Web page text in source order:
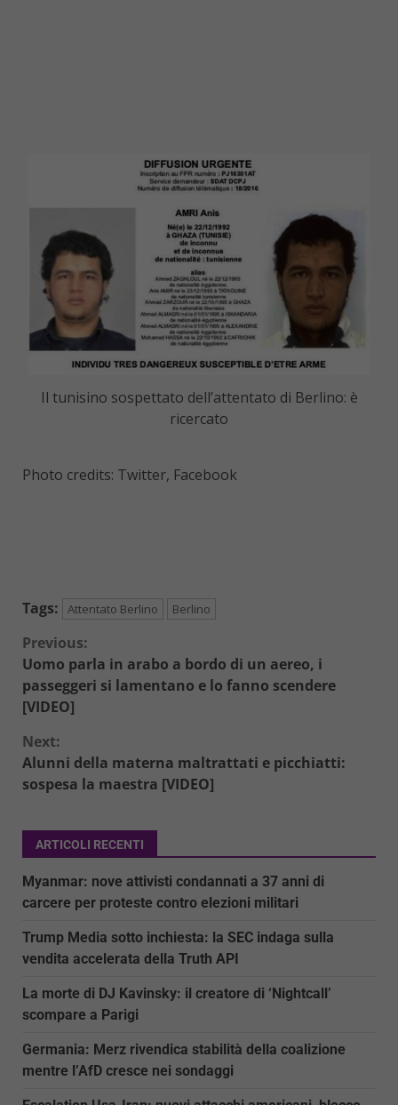
Il tunisino sospettato dell’attentato di Berlino: è
ricercato
Photo credits: Twitter, Facebook
Tags: Attentato Berlino Berlino
Continue
Reading
Previous:
Uomo parla in arabo a bordo di un aereo, i
passeggeri si lamentano e lo fanno scendere
[VIDEO]
Next:
Alunni della materna maltrattati e picchiatti:
sospesa la maestra [VIDEO]
ARTICOLI RECENTI
Myanmar: nove attivisti condannati a 37 anni di
carcere per proteste contro elezioni militari
Trump Media sotto inchiesta: la SEC indaga sulla
vendita accelerata della Truth API
La morte di DJ Kavinsky: il creatore di ‘Nightcall’
scompare a Parigi
Germania: Merz rivendica stabilità della coalizione
mentre l’AfD cresce nei sondaggi